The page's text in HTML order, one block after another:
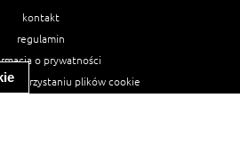
kontakt
regulamin
o prywatności
wykorzystaniu plików cookie